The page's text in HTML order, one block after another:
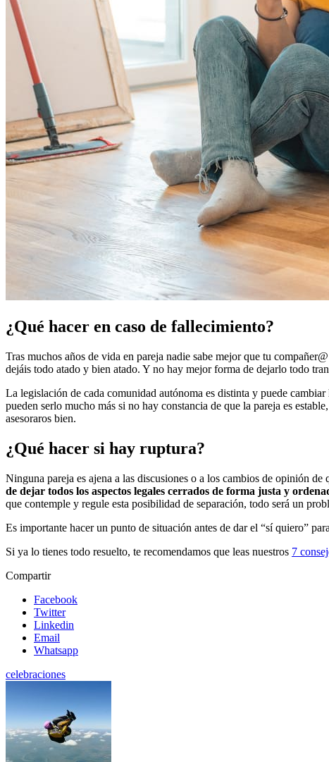
¿Qué hacer en caso de fallecimiento?
Tras muchos años de vida en pareja nadie sabe mejor que tu
dejáis todo atado y bien atado. Y no hay mejor forma de dejarlo todo
La legislación de cada comunidad autónoma es distinta y puede
pueden serlo mucho más si no hay constancia de que la pareja es
asesoraros bien.
¿Qué hacer si hay ruptura?
Ninguna pareja es ajena a las discusiones o a los cambios de opinión
de dejar todos los aspectos legales cerrados de forma justa y
que contemple y regule esta posibilidad de separación, todo será un
Es importante hacer un punto de situación antes de dar el “sí quiero”
Si ya lo tienes todo resuelto, te recomendamos que leas nuestros 7
Compartir
Facebook
Twitter
Linkedin
Email
Whatsapp
celebraciones